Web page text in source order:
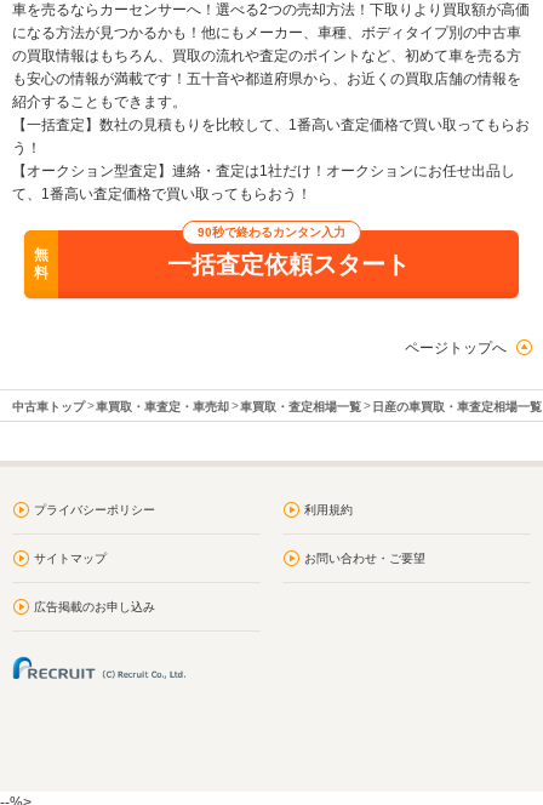
車を売るならカーセンサーへ！選べる2つの売却方法！下取りより買取額が高価
になる方法が見つかるかも！他にもメーカー、車種、ボディタイプ別の中古車
の買取情報はもちろん、買取の流れや査定のポイントなど、初めて車を売る方
も安心の情報が満載です！五十音や都道府県から、お近くの買取店舗の情報を
紹介することもできます。
【一括査定】数社の見積もりを比較して、1番高い査定価格で買い取ってもらお
う！
【オークション型査定】連絡・査定は1社だけ！オークションにお任せ出品し
て、1番高い査定価格で買い取ってもらおう！
無
料
90秒で終わるカンタン入力
一括査定依頼スタート
ページトップへ
中古車トップ 車買取・車査定・車売却 車買取・査定相場一覧 日産の車買取・車査定相場一覧
プライバシーポリシー 利用規約
サイトマップ お問い合わせ・ご要望
広告掲載のお申し込み